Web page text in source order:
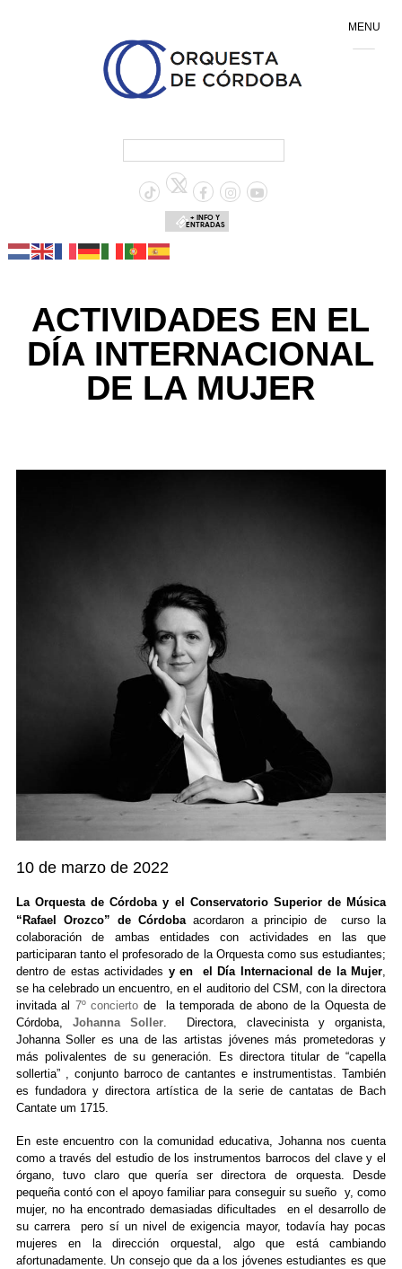
+ INFO Y
ENTRADAS
ACTIVIDADES EN EL
DÍA INTERNACIONAL
DE LA MUJER
10 de marzo de 2022
La Orquesta de Córdoba y el Conservatorio Superior de Música
“Rafael Orozco” de Córdobaacordaron a principio de curso la
colaboración de ambas entidades con actividades en las que
participaran tanto el profesorado de la Orquesta como sus estudiantes;
dentro de estas actividades y en el Día Internacional de la Mujer
se ha celebrado un encuentro, en el auditorio del CSM, con la directora
invitada al 7º concierto de la temporada de abono de la Oquesta de
Córdoba, Johanna Soller. Directora, clavecinista y organista,
Johanna Soller es una de las artistas jóvenes más prometedoras y
más polivalentes de su generación. Es directora titular de “capella
sollertia” , conjunto barroco de cantantes e instrumentistas. También
es fundadora y directora artística de la serie de cantatas de Bach
Cantate um 1715.
En este encuentro con la comunidad educativa, Johanna nos cuenta
como a través del estudio de los instrumentos barrocos del clave y el
órgano, tuvo claro que quería ser directora de orquesta. Desde
pequeña contó con el apoyo familiar para conseguir su sueño y, como
mujer, no ha encontrado demasiadas dificultades en el desarrollo de
su carrera pero sí un nivel de exigencia mayor, todavía hay pocas
mujeres en la dirección orquestal, algo que está cambiando
afortunadamente. Un consejo que da a los jóvenes estudiantes es que
MENU